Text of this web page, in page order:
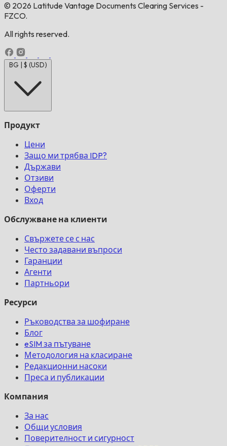
© 2026 Latitude Vantage Documents Clearing Services -
FZCO.
All rights reserved.
BG | $ (USD)
Продукт
Цени
Защо ми трябва IDP?
Държави
Отзиви
Оферти
Вход
Обслужване на клиенти
Свържете се с нас
Често задавани въпроси
Гаранции
Агенти
Партньори
Ресурси
Ръководства за шофиране
Блог
eSIM за пътуване
Методология на класиране
Редакционни насоки
Преса и публикации
Компания
За нас
Общи условия
Поверителност и сигурност